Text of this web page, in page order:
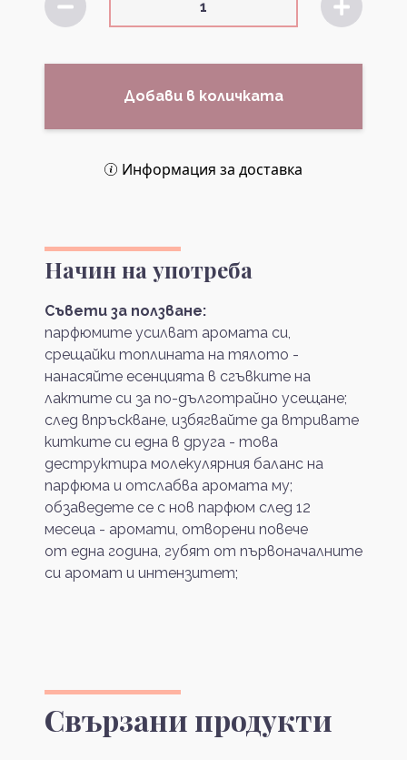
Добави в количката
Информация за доставка
Начин на употреба
Съвети за ползване:
парфюмите усилват аромата си,
срещайки топлината на тялото -
нанасяйте есенцията в сгъвките на
лактите си за по-дълготрайно усещане;
след впръскване, избягвайте да втривате
китките си една в друга - това
деструктира молекулярния баланс на
парфюма и отслабва аромата му;
обзаведете се с нов парфюм след 12
месеца - аромати, отворени повече
от една година, губят от първоначалните
си аромат и интензитет;
Свързани продукти